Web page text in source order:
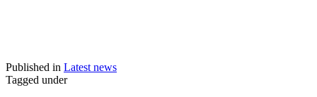
Published in Latest news
Tagged under